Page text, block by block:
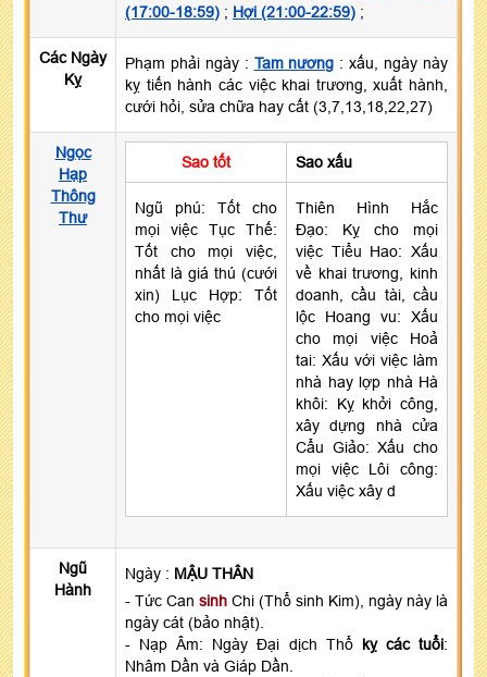
(17:00-18:59) ; Hợi (21:00-22:59) ;
Các Ngày
Kỵ
Phạm phải ngày : Tam nương : xấu, ngày này
kỵ tiến hành các việc khai trương, xuất hành,
cưới hỏi, sửa chữa hay cất (3,7,13,18,22,27)
Ngọc
Hạp
Thông
Thư
Sao tốt Sao xấu
Ngũ phú: Tốt cho
mọi việc Tục Thế:
Tốt cho mọi việc,
nhất là giá thú (cưới
xin) Lục Hợp: Tốt
cho mọi việc
Thiên Hình Hắc
Đạo: Kỵ cho mọi
việc Tiểu Hao: Xấu
về khai trương, kinh
doanh, cầu tài, cầu
lộc Hoang vu: Xấu
cho mọi việc Hoả
tai: Xấu với việc làm
nhà hay lợp nhà Hà
khôi: Kỵ khởi công,
xây dựng nhà cửa
Cẩu Giảo: Xấu cho
mọi việc Lôi công:
Xấu việc xây d
Ngũ
Hành
Ngày : MẬU THÂN
- Tức Can sinh Chi (Thổ sinh Kim), ngày này là
ngày cát (bảo nhật).
- Nạp Âm: Ngày Đại dịch Thổ kỵ các tuổi:
Nhâm Dần và Giáp Dần.